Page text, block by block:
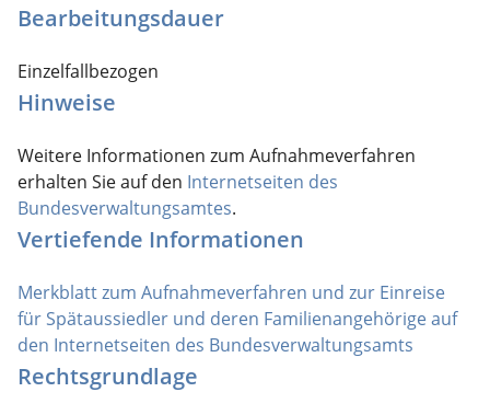
Bearbeitungsdauer
Einzelfallbezogen
Hinweise
Weitere Informationen zum Aufnahmeverfahren
erhalten Sie auf den Internetseiten des
Bundesverwaltungsamtes.
Vertiefende Informationen
Merkblatt zum Aufnahmeverfahren und zur Einreise
für Spätaussiedler und deren Familienangehörige auf
den Internetseiten des Bundesverwaltungsamts
Rechtsgrundlage